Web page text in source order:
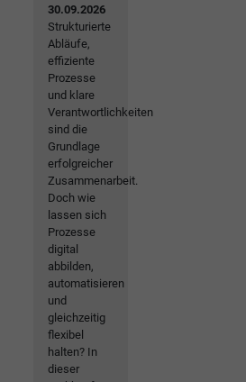
30.09.2026
Strukturierte
Abläufe,
effiziente
Prozesse
und klare
Verantwortlichkeiten
sind die
Grundlage
erfolgreicher
Zusammenarbeit.
Doch wie
lassen sich
Prozesse
digital
abbilden,
automatisieren
und
gleichzeitig
flexibel
halten? In
dieser